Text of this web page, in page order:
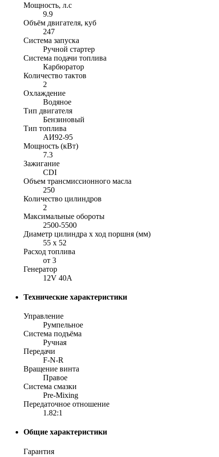
Мощность, л.с
9.9
Объём двигателя, куб
247
Система запуска
Ручной стартер
Система подачи топлива
Карбюратор
Количество тактов
2
Охлаждение
Водяное
Тип двигателя
Бензиновый
Тип топлива
АИ92-95
Мощность (кВт)
7.3
Зажигание
CDI
Объем трансмиссионного масла
250
Количество цилиндров
2
Максимальные обороты
2500-5500
Диаметр цилиндра x ход поршня (мм)
55 x 52
Расход топлива
от 3
Генератор
12V 40A
Технические характеристики
Управление
Румпельное
Система подъёма
Ручная
Передачи
F-N-R
Вращение винта
Правое
Система смазки
Pre-Mixing
Передаточное отношение
1.82:1
Общие характеристики
Гарантия